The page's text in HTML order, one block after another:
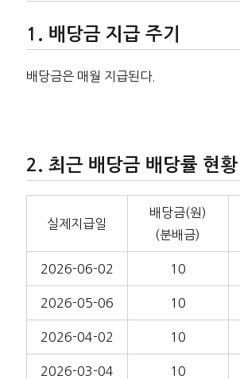
배당금 지급 주기
배당금은 매월 지급된다.
최근 배당금 배당률 현황
실제지급일
배당금(원)
(분배금)
2026-06-02 10
2026-05-06 10
2026-04-02 10
2026-03-04 10